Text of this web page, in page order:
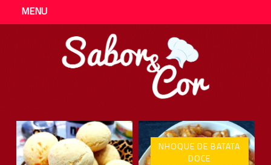
MENU
NHOQUE DE BATATA
DOCE